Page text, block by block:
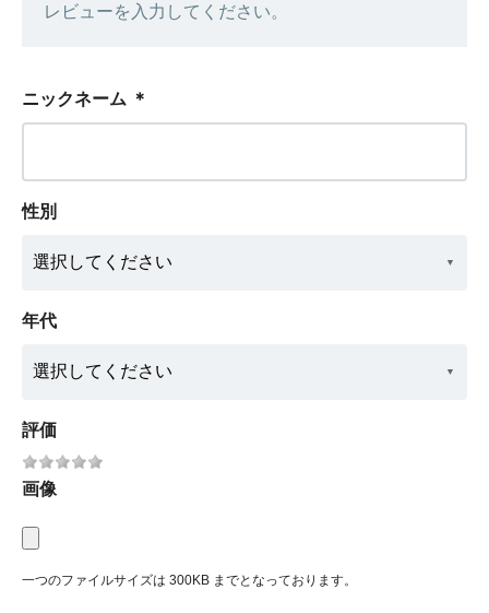
レビューを入力してください。
ニックネーム ＊
性別
年代
評価
画像
一つのファイルサイズは 300KB までとなっております。